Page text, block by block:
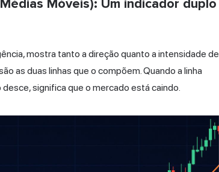
Móveis): Um indicador duplo
mostra tanto a direção quanto a intensidade de
as duas linhas que o compõem. Quando a linha
significa que o mercado está caindo.